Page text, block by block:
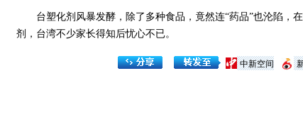
台塑化剂风暴发酵，除了多种食品，竟然连“药品”也沦陷，
剂，台湾不少家长得知后忧心不已。
中新空间